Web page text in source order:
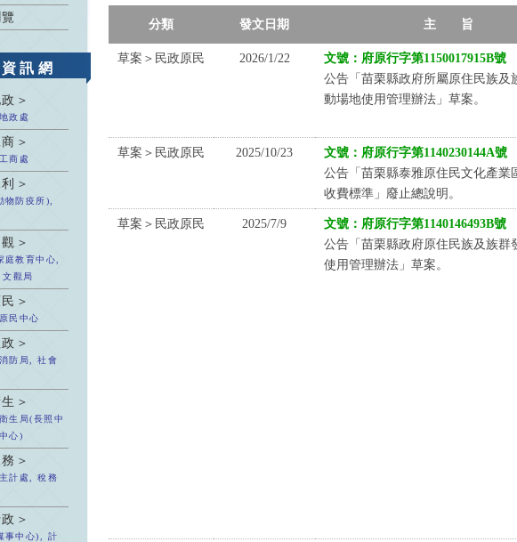
訊網
＞
政處
＞
商處
＞
物防疫所),
＞
庭教育中心,
觀局
＞
民中心
＞
防局, 社會
＞
生局(長照中
心)
＞
計處, 稅務
＞
事中心), 計
分類 發文日期 主 旨
草案＞民政原民 2026/1/22
文號：府原行字第1150017915B號
公告「苗栗縣政府所屬原住民族及
動場地使用管理辦法」草案。
草案＞民政原民 2025/10/23
文號：府原行字第1140230144A號
公告「苗栗縣泰雅原住民文化產業
收費標準」廢止總說明。
草案＞民政原民 2025/7/9
文號：府原行字第1140146493B號
公告「苗栗縣政府原住民族及族群
使用管理辦法」草案。